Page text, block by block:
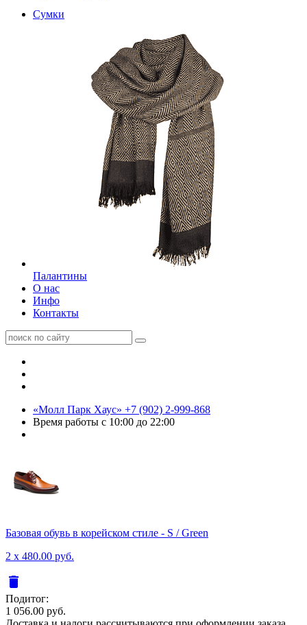
Сумки
Палантины
О нас
Инфо
Контакты
«Молл Парк Хаус» +7 (902) 2-999-868
Время работы с 10:00 до 22:00
Базовая обувь в корейском стиле - S / Green
2 x 480.00 руб.
delete
Подитог:
1 056.00 руб.